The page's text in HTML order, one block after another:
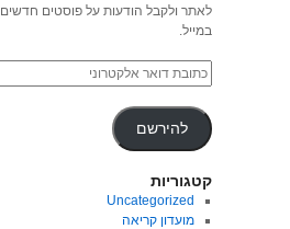
לאתר ולקבל הודעות על פוסטים חדשים
במייל.
להירשם
קטגוריות
Uncategorized
מועדון קריאה